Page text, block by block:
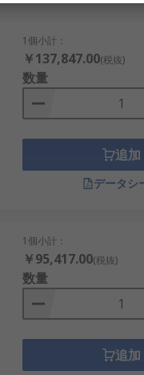
1個小計：
￥137,847.00(税抜)
数量
追加
データシ
1個小計：
￥95,417.00(税抜)
数量
追加